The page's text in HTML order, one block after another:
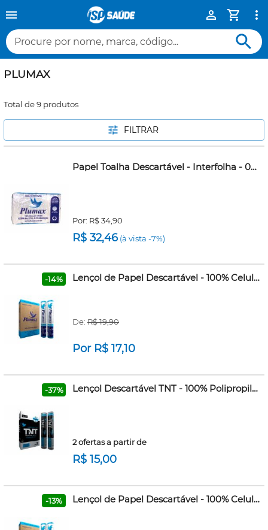
Procure por nome, marca, código...
PLUMAX
Total de 9 produtos
FILTRAR
Papel Toalha Descartável - Interfolha - 02 Dobras - 100% Celulose Virgem - 23cmx21cm - Plumax
Por: R$ 34,90
R$ 32,46(à vista -7%)
-14% Lençol de Papel Descartável - 100% Celulose Virgem - 50cmx50m - Plumax
De: R$ 19,90
Por R$ 17,10
-37% Lençol Descartável TNT - 100% Polipropileno - 50cmx50m e 70cmx50m - Plumax
2 ofertas a partir de
R$ 15,00
-13% Lençol de Papel Descartável - 100% Celulose Virgem - 70cmx50m - Plumax